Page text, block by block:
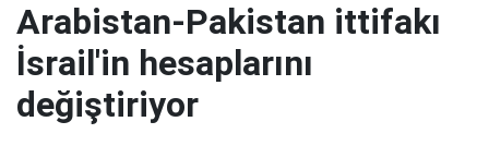
Arabistan-Pakistan ittifakı
İsrail'in hesaplarını
değiştiriyor